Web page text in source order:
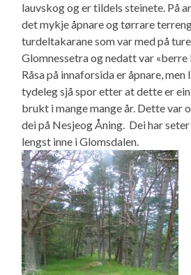
lauvskog og er tildels steinete. På
det mykje åpnare og tørrare
turdeltakarane som var med på
Glomnessetra og nedatt var «berre
Råsa på innaforsida er åpnare,
tydeleg sjå spor etter at dette er
brukt i mange mange år. Dette var
dei på Nesjeog Åning. Dei har
lengst inne i Glomsdalen.